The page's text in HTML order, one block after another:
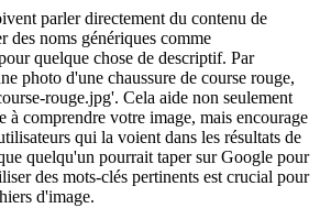
parler directement du contenu de
noms génériques comme
quelque chose de descriptif. Par
photo d'une chaussure de course rouge,
rouge.jpg'. Cela aide non seulement
à comprendre votre image, mais encourage
qui la voient dans les résultats de
quelqu'un pourrait taper sur Google pour
des mots-clés pertinents est crucial pour
d'image.